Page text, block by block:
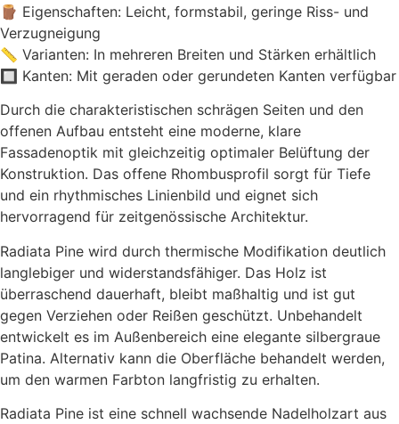
🪵 Eigenschaften: Leicht, formstabil, geringe Riss- und
Verzugneigung
📏 Varianten: In mehreren Breiten und Stärken erhältlich
🔲 Kanten: Mit geraden oder gerundeten Kanten verfügbar
Durch die charakteristischen schrägen Seiten und den
offenen Aufbau entsteht eine moderne, klare
Fassadenoptik mit gleichzeitig optimaler Belüftung der
Konstruktion. Das offene Rhombusprofil sorgt für Tiefe
und ein rhythmisches Linienbild und eignet sich
hervorragend für zeitgenössische Architektur.
Radiata Pine wird durch thermische Modifikation deutlich
langlebiger und widerstandsfähiger. Das Holz ist
überraschend dauerhaft, bleibt maßhaltig und ist gut
gegen Verziehen oder Reißen geschützt. Unbehandelt
entwickelt es im Außenbereich eine elegante silbergraue
Patina. Alternativ kann die Oberfläche behandelt werden,
um den warmen Farbton langfristig zu erhalten.
Radiata Pine ist eine schnell wachsende Nadelholzart aus